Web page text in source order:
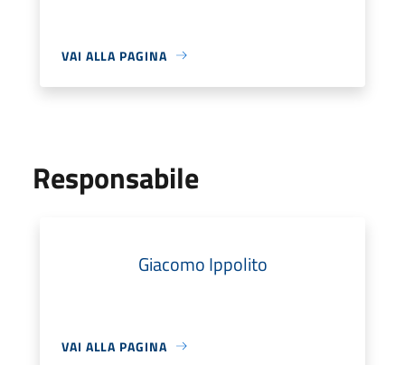
VAI ALLA PAGINA
Responsabile
Giacomo Ippolito
VAI ALLA PAGINA